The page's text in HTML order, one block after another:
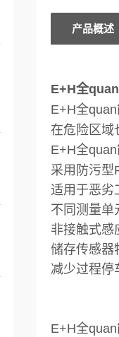
产品概述
E+H全
E+H全
在危险区域
E+H全
采用防污型
适用于恶劣
不同测量单
非接触式感
储存传感器
减少过程停
E+H全